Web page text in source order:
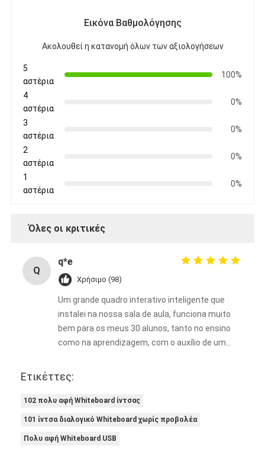
Διαλογική στάση Whiteboard
Visualizer κάμερα εγγράφων
προβολέας
Εικόνα Βαθμολόγησης
Ακολουθεί η κατανομή όλων των αξιολογήσεων
5
αστέρια
100%
4
αστέρια
0%
3
αστέρια
0%
2
αστέρια
0%
1
αστέρια
0%
Όλες οι κριτικές
Q
q*e
Χρήσιμο (98)
Um grande quadro interativo inteligente que
instalei na nossa sala de aula, funciona muito
bem para os meus 30 alunos, tanto no ensino
como na aprendizagem, com o auxílio de um
Ετικέττες:
102 πολυ αφή Whiteboard ίντσας
101 ίντσα διαλογικό Whiteboard χωρίς προβολέα
Πολυ αφή Whiteboard USB